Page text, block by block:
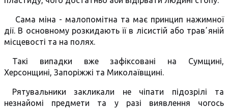
Сама міна - малопомітна та має принцип нажимної
дії. В основному розкидають її в лісистій або травʼяній
місцевості та на полях.
Такі випадки вже зафіксовані на Сумщині,
Херсонщині, Запоріжжі та Миколаївщині.
Рятувальники закликали не чіпати підозрілі та
незнайомі предмети та у разі виявлення чогось